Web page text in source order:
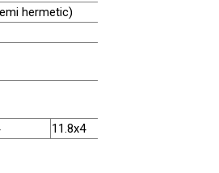
hermetic)
11.8x4